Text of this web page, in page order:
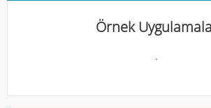
Örnek
.